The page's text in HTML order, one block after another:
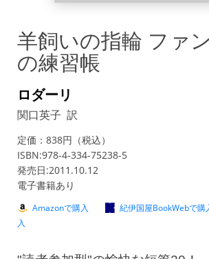
羊飼いの指輪 ファ
の練習帳
ロダーリ
関口英子 訳
定価：838円（税込）
ISBN:978-4-334-75238-5
発売日:2011.10.12
電子書籍あり
Amazonで購入 紀伊国屋BookWebで購
入